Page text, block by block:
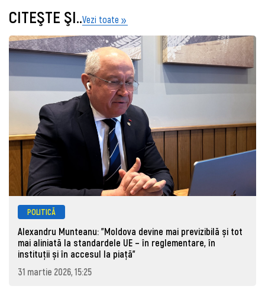
CITEŞTE ŞI..Vezi toate
POLITICĂ
Alexandru Munteanu: "Moldova devine mai previzibilă și tot
mai aliniată la standardele UE – în reglementare, în
instituții și în accesul la piață"
31 martie 2026, 15:25